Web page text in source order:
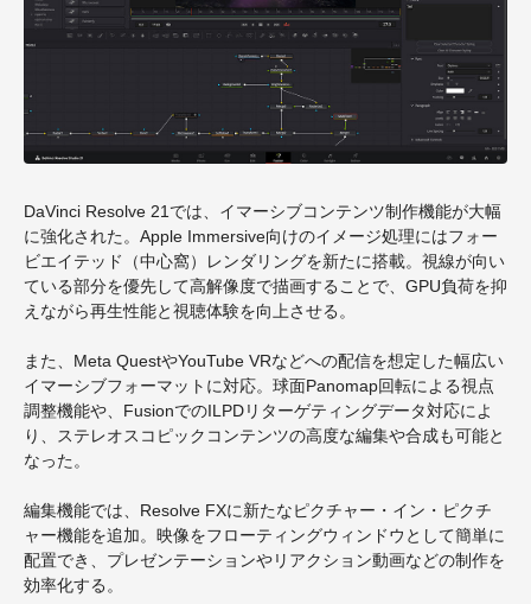
DaVinci Resolve 21では、イマーシブコンテンツ制作機能が大幅
に強化された。Apple Immersive向けのイメージ処理にはフォー
ビエイテッド（中心窩）レンダリングを新たに搭載。視線が向い
ている部分を優先して高解像度で描画することで、GPU負荷を抑
えながら再生性能と視聴体験を向上させる。
また、Meta QuestやYouTube VRなどへの配信を想定した幅広い
イマーシブフォーマットに対応。球面Panomap回転による視点
調整機能や、FusionでのILPDリターゲティングデータ対応によ
り、ステレオスコピックコンテンツの高度な編集や合成も可能と
なった。
編集機能では、Resolve FXに新たなピクチャー・イン・ピクチ
ャー機能を追加。映像をフローティングウィンドウとして簡単に
配置でき、プレゼンテーションやリアクション動画などの制作を
効率化する。